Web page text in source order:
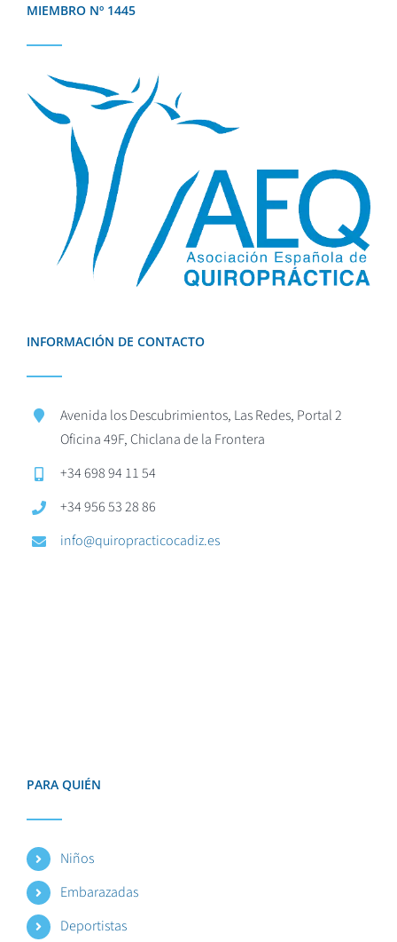
MIEMBRO Nº 1445
INFORMACIÓN DE CONTACTO
Avenida los Descubrimientos, Las Redes, Portal 2
Oficina 49F, Chiclana de la Frontera
+34 698 94 11 54
+34 956 53 28 86
info@quiropracticocadiz.es
PARA QUIÉN
Niños
Embarazadas
Deportistas